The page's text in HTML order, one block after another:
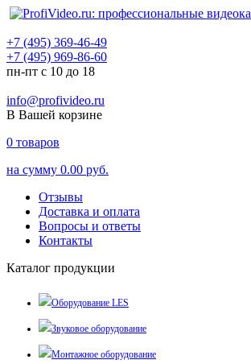
+7 (495) 369-46-49
+7 (495) 969-86-60
пн-пт с 10 до 18
info@profivideo.ru
В Вашей корзине
0 товаров
на сумму 0.00 руб.
Отзывы
Доставка и оплата
Вопросы и ответы
Контакты
Каталог продукции
Оборудование LES
Звуковое оборудование
Монтажное оборудование